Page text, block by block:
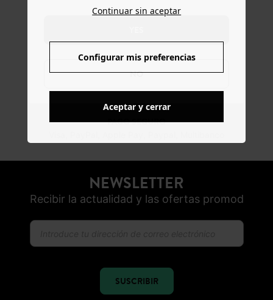
NO
ENTREGA GRATUITA
A domicilio desde 60€
DEVOLUCIONES
PAGO SEGURO
NEWSLETTER
Recibir la actualidad y las ofertas promod
SUSCRIBIR
Continuar sin aceptar
Configurar mis preferencias
Aceptar y cerrar